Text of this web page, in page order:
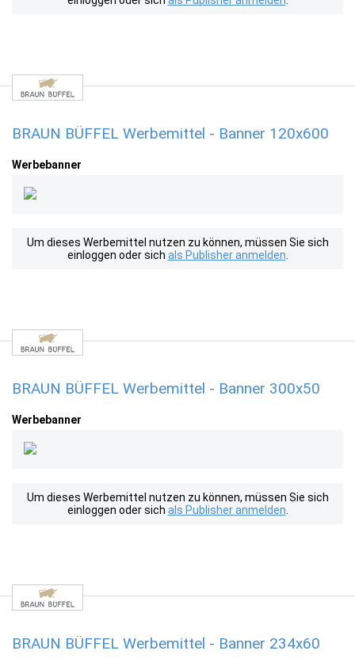
BRAUN BÜFFEL Werbemittel - Banner 120x600
Werbebanner
Um dieses Werbemittel nutzen zu können, müssen Sie sich
einloggen oder sich als Publisher anmelden
BRAUN BÜFFEL Werbemittel - Banner 300x50
Werbebanner
Um dieses Werbemittel nutzen zu können, müssen Sie sich
einloggen oder sich als Publisher anmelden
BRAUN BÜFFEL Werbemittel - Banner 234x60